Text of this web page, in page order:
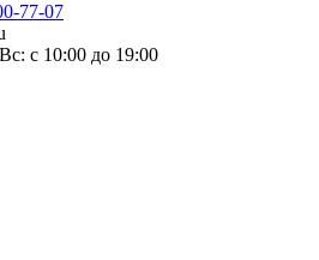
77-07
с 10:00 до 19:00